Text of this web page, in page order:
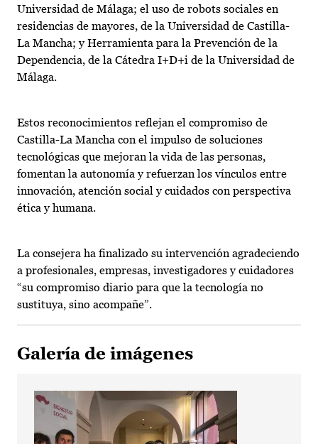
Universidad de Málaga; el uso de robots sociales en
residencias de mayores, de la Universidad de Castilla-
La Mancha; y Herramienta para la Prevención de la
Dependencia, de la Cátedra I+D+i de la Universidad de
Málaga.
Estos reconocimientos reflejan el compromiso de
Castilla-La Mancha con el impulso de soluciones
tecnológicas que mejoran la vida de las personas,
fomentan la autonomía y refuerzan los vínculos entre
innovación, atención social y cuidados con perspectiva
ética y humana.
La consejera ha finalizado su intervención agradeciendo
a profesionales, empresas, investigadores y cuidadores
“su compromiso diario para que la tecnología no
sustituya, sino acompañe”.
Galería de imágenes